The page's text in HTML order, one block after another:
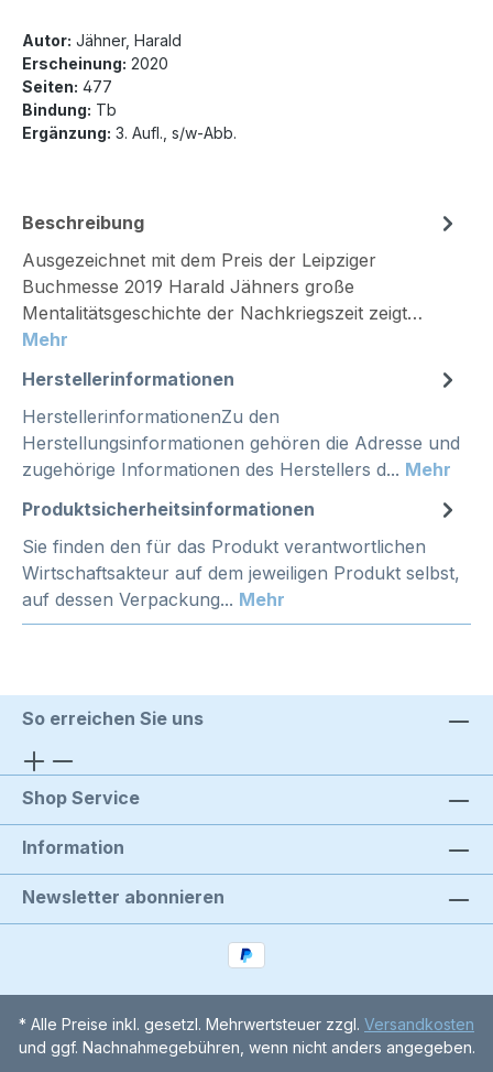
Autor: Jähner, Harald
Erscheinung: 2020
Seiten: 477
Bindung: Tb
Ergänzung: 3. Aufl., s/w-Abb.
Beschreibung
Ausgezeichnet mit dem Preis der Leipziger
Buchmesse 2019 Harald Jähners große
Mentalitätsgeschichte der Nachkriegszeit zeigt…
Mehr
Herstellerinformationen
HerstellerinformationenZu den
Herstellungsinformationen gehören die Adresse und
zugehörige Informationen des Herstellers d... Mehr
Produktsicherheitsinformationen
Sie finden den für das Produkt verantwortlichen
Wirtschaftsakteur auf dem jeweiligen Produkt selbst,
auf dessen Verpackung... Mehr
So erreichen Sie uns
Shop Service
Information
Newsletter abonnieren
* Alle Preise inkl. gesetzl. Mehrwertsteuer zzgl. Versandkosten
und ggf. Nachnahmegebühren, wenn nicht anders angegeben.